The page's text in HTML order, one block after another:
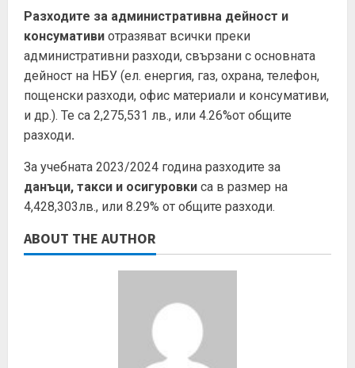
Разходите за административна дейност и
консумативи отразяват всички преки
административни разходи, свързани с основната
дейност на НБУ (ел. енергия, газ, охрана, телефон,
пощенски разходи, офис материали и консумативи,
и др.). Те са 2,275,531 лв., или 4.26%от общите
разходи.
За учебната 2023/2024 година разходите за
данъци, такси и осигуровки са в размер на
4,428,303лв., или 8.29% от общите разходи.
ABOUT THE AUTHOR